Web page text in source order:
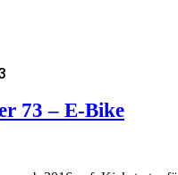
73 – E-Bike